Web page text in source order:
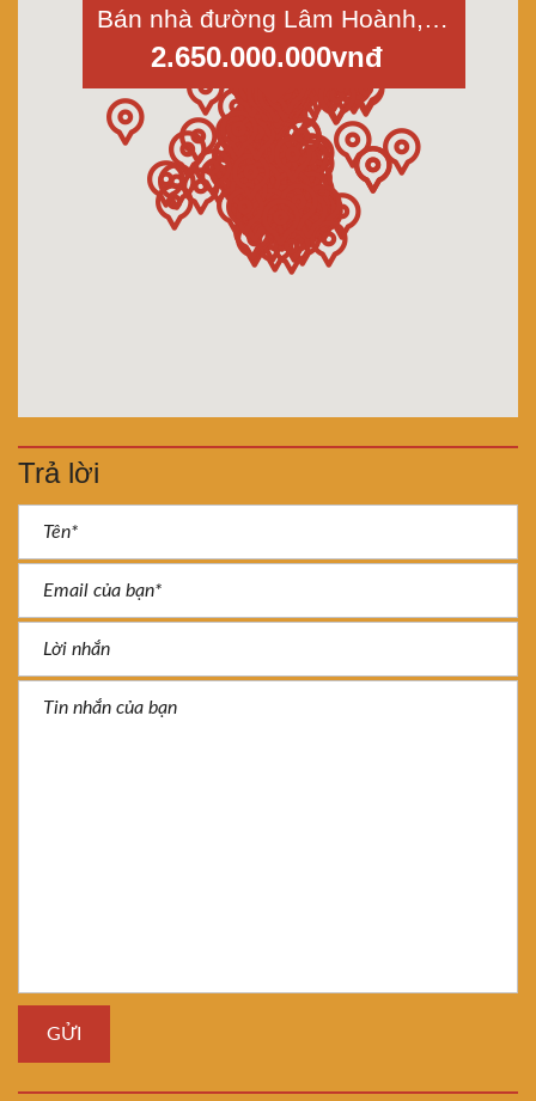
Bán nhà đường Lâm Hoành, phường An Lạc, Bình Tân; Dt 24m2, 3 tầng
2.650.000.000vnđ
Trả lời